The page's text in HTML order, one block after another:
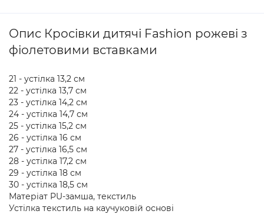
Опис Кросівки дитячі Fashion рожеві з
фіолетовими вставками
21 - устілка 13,2 см
22 - устілка 13,7 см
23 - устілка 14,2 см
24 - устілка 14,7 см
25 - устілка 15,2 см
26 - устілка 16 см
27 - устілка 16,5 см
28 - устілка 17,2 см
29 - устілка 18 см
30 - устілка 18,5 см
Матеріат PU-замша, текстиль
Устілка текстиль на каучуковій основі